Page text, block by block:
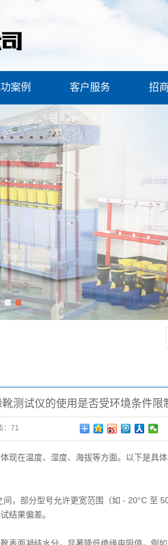
案例
工器具案例
合试验台案例
车案例
清洗机案例
客户服务
安全保障
招
测试仪的使用是否受环境条件限
71
现在温度、湿度、海拔等方面。以下是具体
，部分型号允许更宽范围（如 - 20°C 至
结果偏差。
表面凝结水分，显著降低绝缘电阻值。例